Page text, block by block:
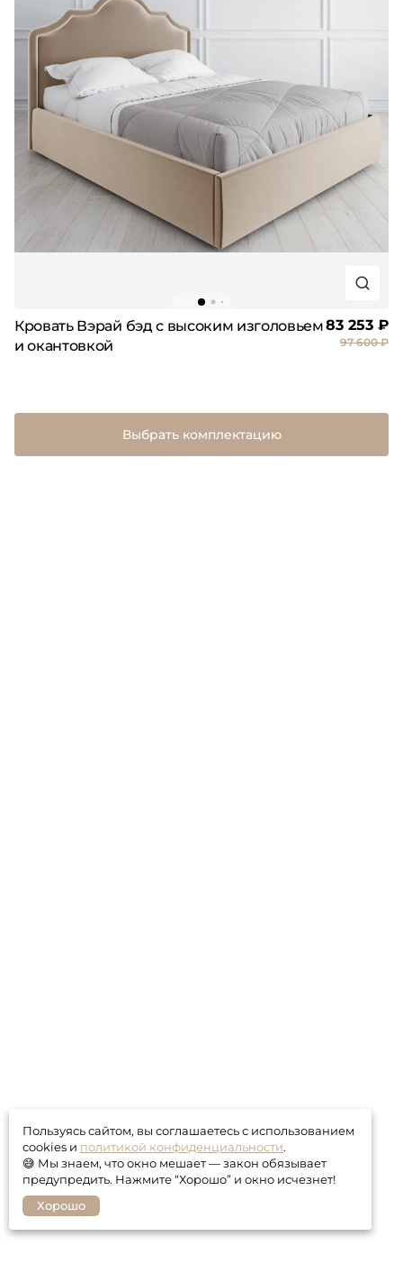
Кровать Вэрай бэд с высоким изголовьем
и окантовкой
83 253 ₽
97 600 ₽
Выбрать комплектацию
Пользуясь сайтом, вы соглашаетесь с использованием
cookies и политикой конфиденциальности.
😅 Мы знаем, что окно мешает — закон обязывает
предупредить. Нажмите “Хорошо” и окно исчезнет!
Хорошо